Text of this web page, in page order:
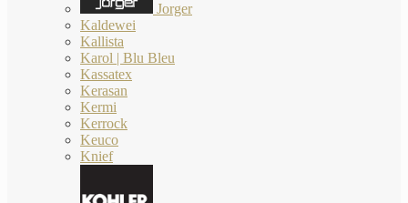
Jorger
Kaldewei
Kallista
Karol | Blu Bleu
Kassatex
Kerasan
Kermi
Kerrock
Keuco
Knief